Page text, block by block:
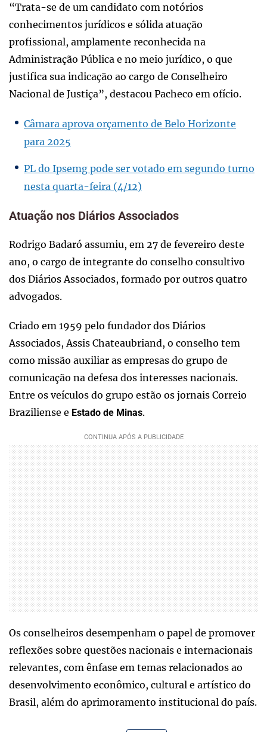
“Trata-se de um candidato com notórios
conhecimentos jurídicos e sólida atuação
profissional, amplamente reconhecida na
Administração Pública e no meio jurídico, o que
justifica sua indicação ao cargo de Conselheiro
Nacional de Justiça”, destacou Pacheco em ofício.
Câmara aprova orçamento de Belo Horizonte
para 2025
PL do Ipsemg pode ser votado em segundo turno
nesta quarta-feira (4/12)
Atuação nos Diários Associados
Rodrigo Badaró assumiu, em 27 de fevereiro deste
ano, o cargo de integrante do conselho consultivo
dos Diários Associados, formado por outros quatro
advogados.
Criado em 1959 pelo fundador dos Diários
Associados, Assis Chateaubriand, o conselho tem
como missão auxiliar as empresas do grupo de
comunicação na defesa dos interesses nacionais.
Entre os veículos do grupo estão os jornais Correio
Braziliense e Estado de Minas.
Os conselheiros desempenham o papel de promover
reflexões sobre questões nacionais e internacionais
relevantes, com ênfase em temas relacionados ao
desenvolvimento econômico, cultural e artístico do
Brasil, além do aprimoramento institucional do país.